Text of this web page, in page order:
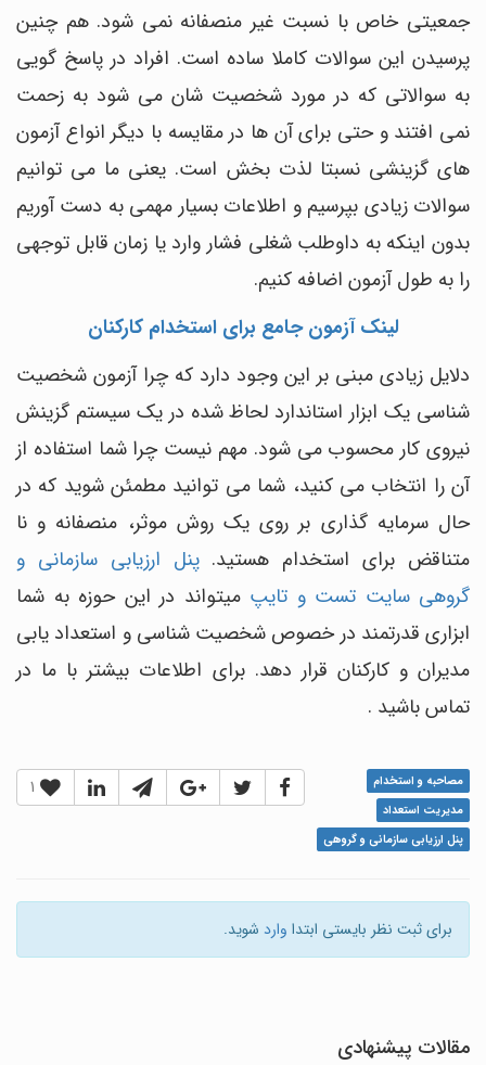
جمعیتی خاص با نسبت غیر منصفانه نمی شود. هم چنین
پرسیدن این سوالات کاملا ساده است. افراد در پاسخ گویی
به سوالاتی که در مورد شخصیت شان می شود به زحمت
نمی افتند و حتی برای آن ها در مقایسه با دیگر انواع آزمون
های گزینشی نسبتا لذت بخش است. یعنی ما می توانیم
سوالات زیادی بپرسیم و اطلاعات بسیار مهمی به دست آوریم
بدون اینکه به داوطلب شغلی فشار وارد یا زمان قابل توجهی
را به طول آزمون اضافه کنیم.
لینک آزمون جامع برای استخدام کارکنان
دلایل زیادی مبنی بر این وجود دارد که چرا آزمون شخصیت
شناسی یک ابزار استاندارد لحاظ شده در یک سیستم گزینش
نیروی کار محسوب می شود. مهم نیست چرا شما استفاده از
آن را انتخاب می کنید، شما می توانید مطمئن شوید که در
حال سرمایه گذاری بر روی یک روش موثر، منصفانه و نا
متناقض برای استخدام هستید.پنل ارزیابی سازمانی و
گروهی سایت تست و تایپ میتواند در این حوزه به شما
ابزاری قدرتمند در خصوص شخصیت شناسی و استعداد یابی
مدیران و کارکنان قرار دهد. برای اطلاعات بیشتر با ما در
تماس باشید .
1
مصاحبه و استخدام
مدیریت استعداد
پنل ارزیابی سازمانی و گروهی
برای ثبت نظر بایستی ابتدا وارد شوید.
مقالات پیشنهادی